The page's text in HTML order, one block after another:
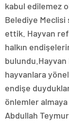
kabul edilemez
Belediye Meclisi
ettik. Hayvan
halkın
bulundu.Hayvan
hayvanlara
endişe
önlemler
Abdullah